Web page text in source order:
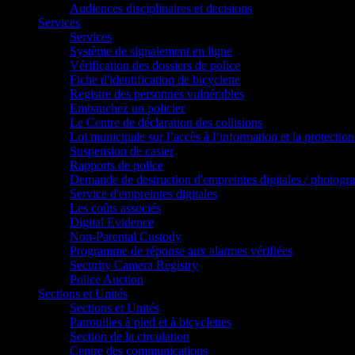
Audiences disciplinaires et decisions
Services
Services
Système de signalement en ligne
Vérification des dossiers de police
Fiche d'identification de bicyclette
Registre des personnes vulnérables
Embauchez un policier
Le Centre de déclaration des collisions
Loi municipale sur l’accès à l’information et la
Suspension de casier
Rapports de police
Demande de destruction d'empreintes digitales /
Service d'empreintes digitales
Les coûts associés
Digital Evidence
Non-Parental Custody
Programme de réponse aux alarmes vérifiées
Security Camera Registry
Police Auction
Sections et Unités
Sections et Unités
Patrouilles à pied et à bicyclettes
Section de la circulation
Centre des communications